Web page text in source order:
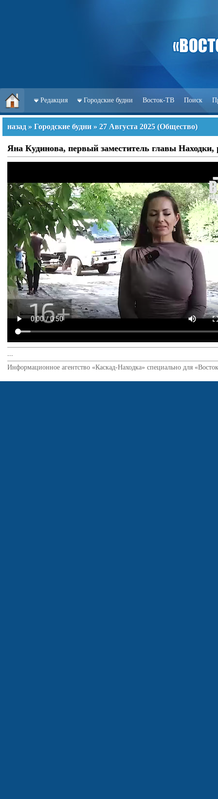
Редакция Городские будни Восток-ТВ Поиск
назад » Городские будни » 27 Августа 2025 (Общество)
Яна Кудинова, первый заместитель главы Находки,
...
Информационное агентство «Каскад-Находка» специально для